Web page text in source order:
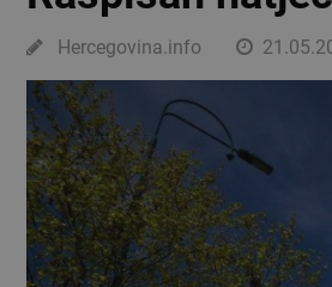
Hercegovina.info